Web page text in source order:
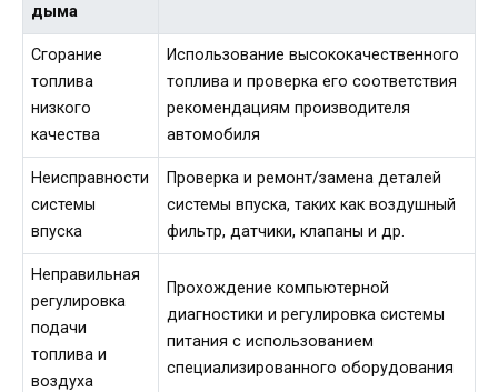
дыма
Сгорание
топлива
низкого
качества
Использование высококачественного
топлива и проверка его соответствия
рекомендациям производителя
автомобиля
Неисправности
системы
впуска
Проверка и ремонт/замена деталей
системы впуска, таких как воздушный
фильтр, датчики, клапаны и др.
Неправильная
регулировка
подачи
топлива и
воздуха
Прохождение компьютерной
диагностики и регулировка системы
питания с использованием
специализированного оборудования